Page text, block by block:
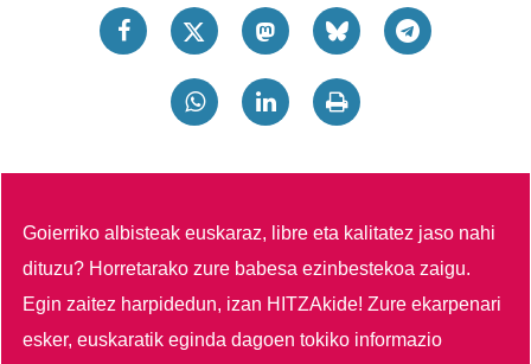
Goierriko albisteak euskaraz, libre eta kalitatez jaso nahi
dituzu? Horretarako zure babesa ezinbestekoa zaigu.
Egin zaitez harpidedun, izan HITZAkide!Zure ekarpenari
esker, euskaratik eginda dagoen tokiko informazio